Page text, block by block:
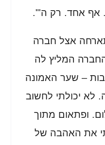
אף אחד. רק ה'".
אצל חברה
המליץ לה
– שער האמונה
לא יכולתי לחשוב
ופתאום מתוך
את האהבה של